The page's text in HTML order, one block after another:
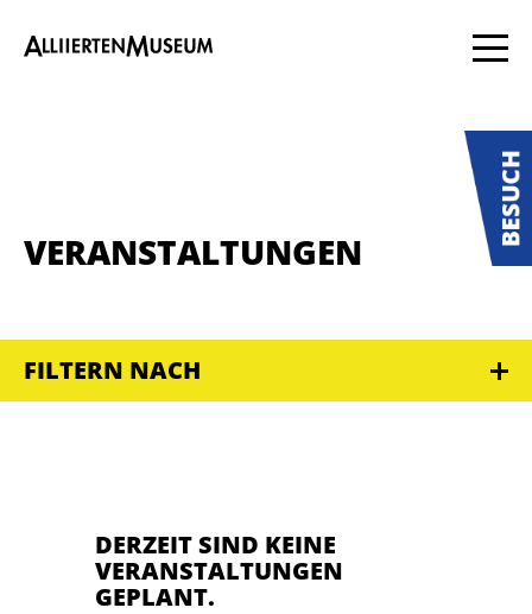
VERANSTALTUNGEN
FILTERN NACH
DERZEIT SIND KEINE
VERANSTALTUNGEN
GEPLANT.